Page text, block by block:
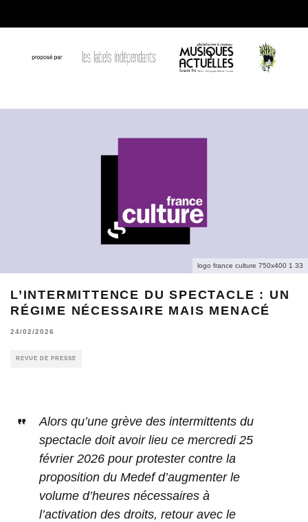
logo france culture 750x400 1 33
L’INTERMITTENCE DU SPECTACLE : UN
RÉGIME NÉCESSAIRE MAIS MENACÉ
24/02/2026
REVUE DE PRESSE
Alors qu’une grève des intermittents du
spectacle doit avoir lieu ce mercredi 25
février 2026 pour protester contre la
proposition du Medef d’augmenter le
volume d’heures nécessaires à
l’activation des droits, retour avec le